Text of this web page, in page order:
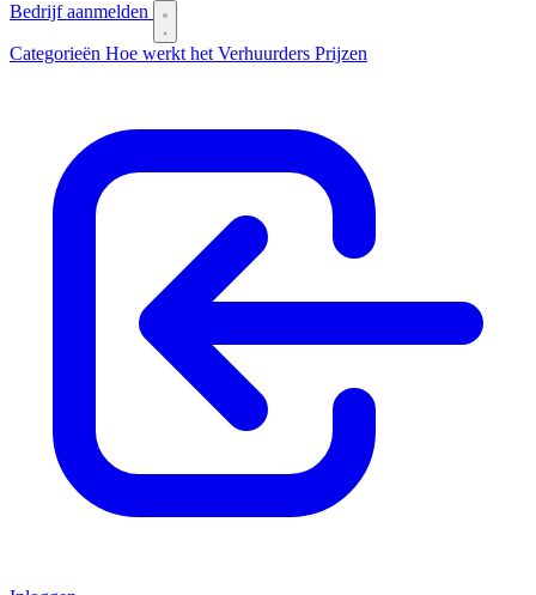
Bedrijf aanmelden
Categorieën Hoe werkt het Verhuurders Prijzen